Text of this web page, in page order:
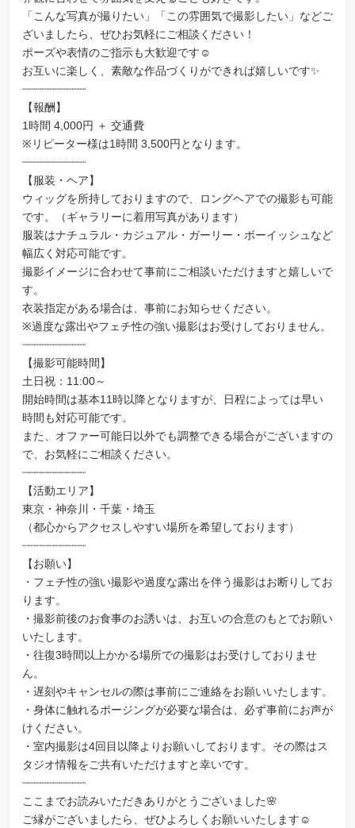
「こんな写真が撮りたい」「この雰囲気で撮影したい」などご
ざいましたら、ぜひお気軽にご相談ください！
ポーズや表情のご指示も大歓迎です☺️
お互いに楽しく、素敵な作品づくりができれば嬉しいです✨
┈┈┈┈┈┈┈┈┈┈
【報酬】
1時間 4,000円 ＋ 交通費
※リピーター様は1時間 3,500円となります。
┈┈┈┈┈┈┈┈┈┈
【服装・ヘア】
ウィッグを所持しておりますので、ロングヘアでの撮影も可能
です。（ギャラリーに着用写真があります）
服装はナチュラル・カジュアル・ガーリー・ボーイッシュなど
幅広く対応可能です。
撮影イメージに合わせて事前にご相談いただけますと嬉しいで
す。
衣装指定がある場合は、事前にお知らせください。
※過度な露出やフェチ性の強い撮影はお受けしておりません。
┈┈┈┈┈┈┈┈┈┈
【撮影可能時間】
土日祝：11:00～
開始時間は基本11時以降となりますが、日程によっては早い
時間も対応可能です。
また、オファー可能日以外でも調整できる場合がございますの
で、お気軽にご相談ください。
┈┈┈┈┈┈┈┈┈┈
【活動エリア】
東京・神奈川・千葉・埼玉
（都心からアクセスしやすい場所を希望しております）
┈┈┈┈┈┈┈┈┈┈
【お願い】
・フェチ性の強い撮影や過度な露出を伴う撮影はお断りしてお
ります。
・撮影前後のお食事のお誘いは、お互いの合意のもとでお願い
いたします。
・往復3時間以上かかる場所での撮影はお受けしておりませ
ん。
・遅刻やキャンセルの際は事前にご連絡をお願いいたします。
・身体に触れるポージングが必要な場合は、必ず事前にお声が
けください。
・室内撮影は4回目以降よりお願いしております。その際はス
タジオ情報をご共有いただけますと幸いです。
┈┈┈┈┈┈┈┈┈┈
ここまでお読みいただきありがとうございました🌸
ご縁がございましたら、ぜひよろしくお願いいたします☺️